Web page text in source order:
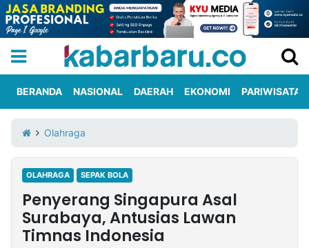
Iklan
Berita
Kami
Nasional
International
Olahraga
Entertainment
Daerah
Pariwisata
Kuliner
Kolom
BERANDA NASIONAL DAERAH EKONOMI PARIWISATA
Olahraga
OLAHRAGA SEPAK BOLA
Penyerang Singapura Asal
Surabaya, Antusias Lawan
Timnas Indonesia